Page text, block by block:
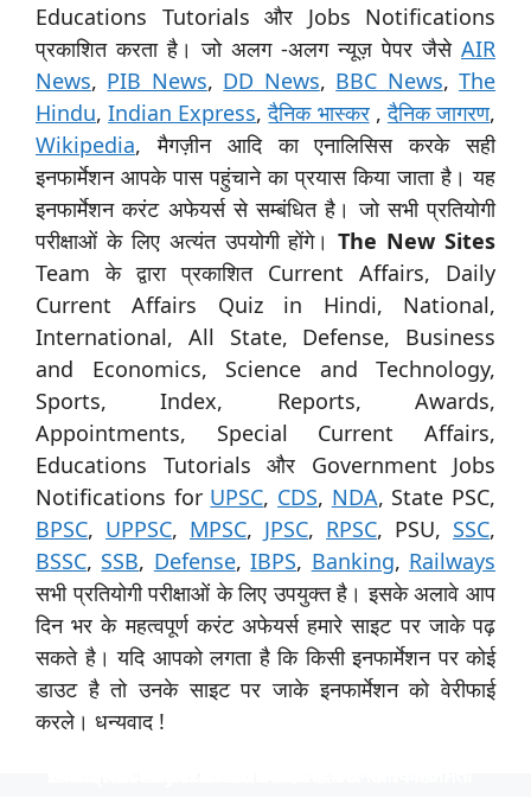
Educations Tutorials और Jobs Notifications
प्रकाशित करता है। जो अलग -अलग न्यूज़ पेपर जैसे AIR
News, PIB News, DD News, BBC News,The
Hindu,Indian Express,दैनिक भास्कर,दैनिक जागरण,
Wikipedia, मैगज़ीन आदि का एनालिसिस करके सही
इनफार्मेशन आपके पास पहुंचाने का प्रयास किया जाता है। यह
इनफार्मेशन करंट अफेयर्स से सम्बंधित है। जो सभी प्रतियोगी
परीक्षाओं के लिए अत्यंत उपयोगी होंगे।The New Sites
Team के द्वारा प्रकाशित Current Affairs, Daily
Current Affairs Quiz in Hindi, National,
International, All State, Defense, Business
and Economics, Science and Technology,
Sports, Index, Reports, Awards,
Appointments, Special Current Affairs,
Educations Tutorials और Government Jobs
Notifications for UPSC, CDS, NDA, State PSC,
BPSC, UPPSC, MPSC, JPSC, RPSC, PSU, SSC,
BSSC, SSB, Defense,IBPS, Banking, Railways
सभी प्रतियोगी परीक्षाओं के लिए उपयुक्त है। इसके अलावे आप
दिन भर के महत्वपूर्ण करंट अफेयर्स हमारे साइट पर जाके पढ़
सकते है। यदि आपको लगता है कि किसी इनफार्मेशन पर कोई
डाउट है तो उनके साइट पर जाके इनफार्मेशन को वेरीफाई
करले। धन्यवाद !